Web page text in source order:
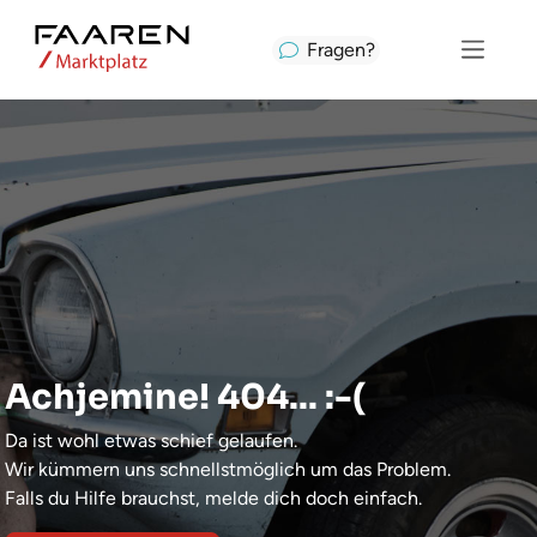
Fragen?
Achjemine! 404... :-(
Da ist wohl etwas schief gelaufen.
Wir kümmern uns schnellstmöglich um das Problem.
Falls du Hilfe brauchst, melde dich doch einfach.